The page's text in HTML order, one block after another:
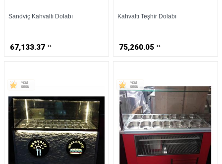
Sandviç Kahvaltı Dolabı
67,133.37 TL
Kahvaltı Teşhir Dolabı
75,260.05 TL